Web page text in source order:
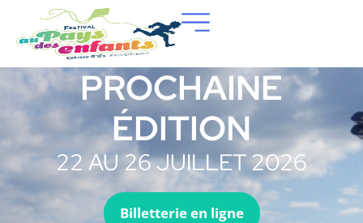
PROCHAINE
ÉDITION
22 AU 26 JUILLET 2026
Billetterie en ligne